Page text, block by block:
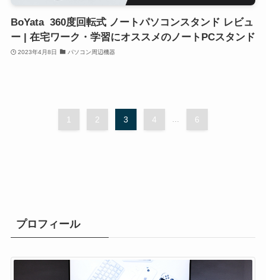
BoYata 360度回転式 ノートパソコンスタンド レビュ
ー | 在宅ワーク・学習にオススメのノートPCスタンド
2023年4月8日 パソコン周辺機器
1 2 3 4 ... 6
プロフィール